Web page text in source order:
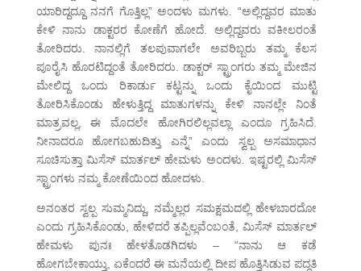
ಯಾರಿದ್ದದ್ದೂ ನನಗೆ ಗೊತ್ತಿಲ್ಲ” ಅಂದಳು ಮಗಳು. “ಅಲ್ಲಿದ್ದವರ ಮಾತು
ಕೇಳಿ ನಾನು ಡಾಕ್ಟರರ ಕೋಣೆಗೆ ಹೋದೆ. ಅಲ್ಲಿದ್ದವರು ವಕೀಲರಂತೆ
ತೋರಿದರು. ನಾನಲ್ಲಿಗೆ ತಲಪುವಾಗಲೇ ಅವರಿಬ್ಬರು ತಮ್ಮ ಕೆಲಸ
ಪೂರೈಸಿ ಹೊರಟಿದ್ದಂತೆ ತೋರಿದರು. ಡಾಕ್ಟರ್ ಸ್ಟ್ರಾಂಗರು ತಮ್ಮ ಮೇಜಿನ
ಮೇಲಿದ್ದ ಒಂದು ರಿಕಾರ್ಡು ಕಟ್ಟನ್ನು ಒಂದು ಕೈಯಿಂದ ಮುಟ್ಟಿ
ತೋರಿಸಿಕೊಂಡು ಹೇಳುತ್ತಿದ್ದ ಮಾತುಗಳನ್ನು ಕೇಳಿ ನಾನಲ್ಲೇ ನಿಂತೆ
ಮಾತ್ರವಲ್ಲ, ಈ ಮೊದಲೇ ಹೋಗಿರಲಿಲ್ಲವಲ್ಲಾ ಎಂದೂ ಗ್ರಹಿಸಿದೆ.
ನೀನಾದರೂ ಹೋಗಬಹುದಿತ್ತು ಎನ್ನೆ” ಎಂದು ಸ್ವಲ್ಪ ಅಸಮಾಧಾನ
ಸೂಚಿಸುತ್ತಾ ಮಿಸೆಸ್ ಮಾರ್ತಲ್ ಹೇಮಳು ಅಂದಳು. ಇಷ್ಟರಲ್ಲಿ ಮಿಸೆಸ್
ಸ್ಟ್ರಾಂಗಳು ನಮ್ಮ ಕೋಣೆಯಿಂದ ಹೋದಳು.
ಅನಂತರ ಸ್ವಲ್ಪ ಸುಮ್ಮನಿದ್ದು, ನಮ್ಮೆಲ್ಲರ ಸಮಕ್ಷಮದಲ್ಲಿ ಹೇಳಬಾರದೋ
ಎಂದು ಗ್ರಹಿಸಿಕೊಂಡು, ಹೇಳಿದರೆ ತಪ್ಪಿಲ್ಲವೆಂಬಂತೆ, ಮಿಸೆಸ್ ಮಾರ್ತಲ್
ಹೇಮಳು ಪುನಃ ಹೇಳತೊಡಗಿದಳು – “ನಾನು ಆ ಕಡೆ
ಹೋಗಬೇಕಾಯ್ತು, ಏಕೆಂದರೆ ಈ ಮನೆಯಲ್ಲಿ ದೀಪ ಹೊತ್ತಿಸಿಡುವ ಪದ್ಧತಿ